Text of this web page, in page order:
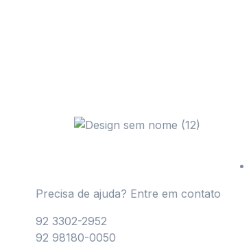
Precisa de ajuda? Entre em contato
92 3302-2952
92 98180-0050